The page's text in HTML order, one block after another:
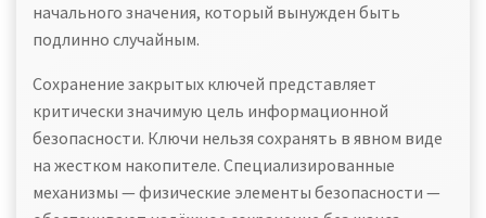
начального значения, который вынужден быть
подлинно случайным.
Сохранение закрытых ключей представляет
критически значимую цель информационной
безопасности. Ключи нельзя сохранять в явном виде
на жестком накопителе. Специализированные
механизмы — физические элементы безопасности —